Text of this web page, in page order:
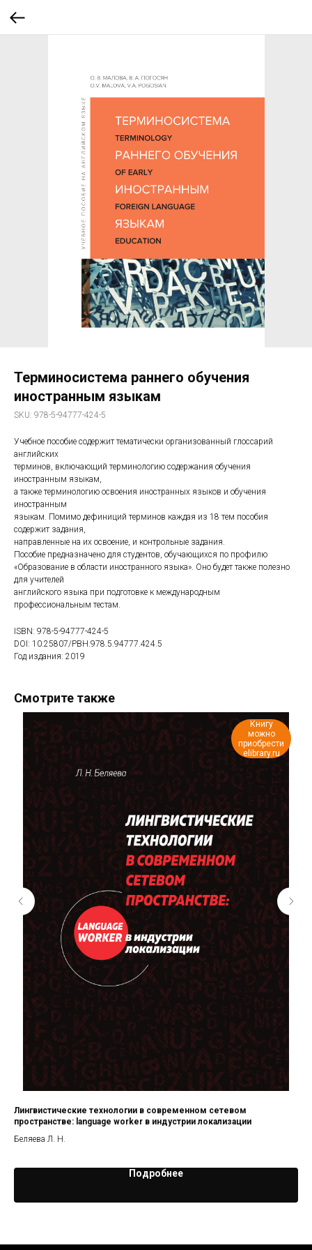
Терминосистема раннего обучения
иностранным языкам
SKU: 978-5-94777-424-5
Учебное пособие содержит тематически организованный глоссарий
английских
терминов, включающий терминологию содержания обучения
иностранным языкам,
а также терминологию освоения иностранных языков и обучения
иностранным
языкам. Помимо дефиниций терминов каждая из 18 тем пособия
содержит задания,
направленные на их освоение, и контрольные задания.
Пособие предназначено для студентов, обучающихся по профилю
«Образование в области иностранного языка». Оно будет также полезно
для учителей
английского языка при подготовке к международным
профессиональным тестам.
ISBN: 978-5-94777-424-5
DOI: 10.25807/PBH.978.5.94777.424.5
Год издания: 2019
Смотрите также
Книгу
можно
приобрести
elibrary.ru
Лингвистические технологии в современном сетевом
пространстве: language worker в индустрии локализации
Беляева Л. Н.
Подробнее